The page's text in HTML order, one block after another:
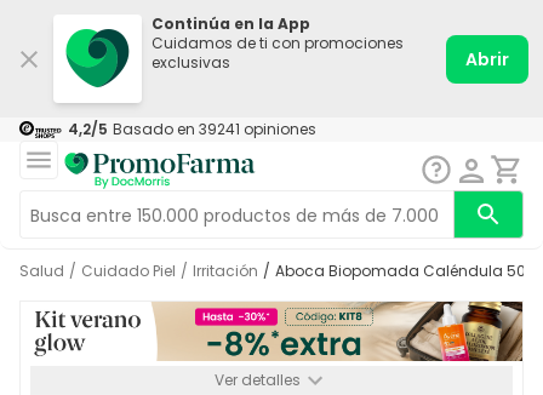
Continúa en la App
Cuidamos de ti con promociones
exclusivas
Abrir
4,2/5 Basado en 39241 opiniones
Salud / Cuidado Piel / Irritación / Aboca Biopomada Caléndula 50
Ver detalles